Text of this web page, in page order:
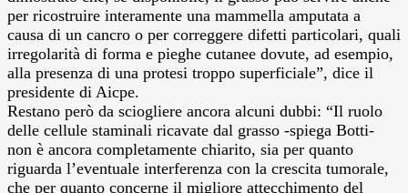
per ricostruire interamente una mammella amputata a
causa di un cancro o per correggere difetti particolari, quali
irregolarità di forma e pieghe cutanee dovute, ad esempio,
alla presenza di una protesi troppo superficiale”, dice il
presidente di Aicpe.
Restano però da sciogliere ancora alcuni dubbi: “Il ruolo
delle cellule staminali ricavate dal grasso -spiega Botti-
non è ancora completamente chiarito, sia per quanto
riguarda l’eventuale interferenza con la crescita tumorale,
che per quanto concerne il migliore attecchimento del